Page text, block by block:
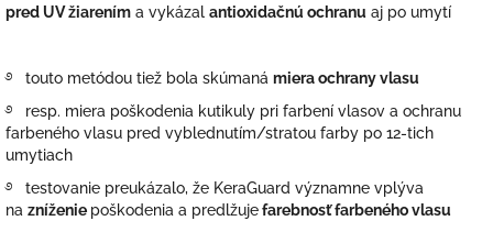
pred UV žiarením a vykázal antioxidačnú ochranu aj po umytí
࿔ touto metódou tiež bola skúmaná miera ochrany vlasu
࿔ resp. miera poškodenia kutikuly pri farbení vlasov a ochranu
farbeného vlasu pred vyblednutím/stratou farby po 12-tich
umytiach
࿔ testovanie preukázalo, že KeraGuard významne vplýva
na zníženie poškodenia a predlžujefarebnosť farbeného vlasu